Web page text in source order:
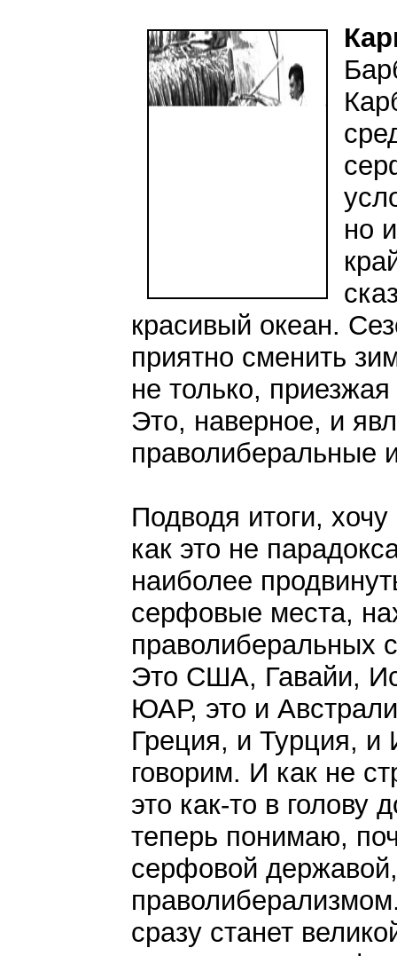
но
красивый океан.
приятно сменить
не только,
Это, наверное, и
праволиберальные
Подводя итоги, хочу
как это не
наиболее
серфовые места,
праволиберальных
Это США, Гавайи,
ЮАР, это и
Греция, и Турция, и
говорим. И как не
это как-то в голову
теперь понимаю,
серфовой
сразу станет